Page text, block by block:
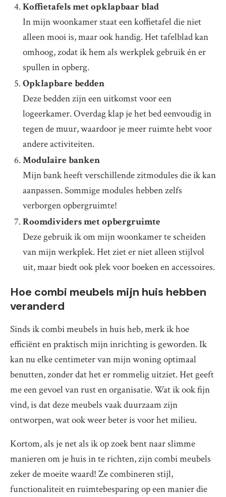
Koffietafels met opklapbaar blad
In mijn woonkamer staat een koffietafel die niet
alleen mooi is, maar ook handig. Het tafelblad kan
omhoog, zodat ik hem als werkplek gebruik én er
spullen in opberg.
Opklapbare bedden
Deze bedden zijn een uitkomst voor een
logeerkamer. Overdag klap je het bed eenvoudig in
tegen de muur, waardoor je meer ruimte hebt voor
andere activiteiten.
Modulaire banken
Mijn bank heeft verschillende zitmodules die ik kan
aanpassen. Sommige modules hebben zelfs
verborgen opbergruimte!
Roomdividers met opbergruimte
Deze gebruik ik om mijn woonkamer te scheiden
van mijn werkplek. Het ziet er niet alleen stijlvol
uit, maar biedt ook plek voor boeken en accessoires.
Hoe combi meubels mijn huis hebben
veranderd
Sinds ik combi meubels in huis heb, merk ik hoe
efficiënt en praktisch mijn inrichting is geworden. Ik
kan nu elke centimeter van mijn woning optimaal
benutten, zonder dat het er rommelig uitziet. Het geeft
me een gevoel van rust en organisatie. Wat ik ook fijn
vind, is dat deze meubels vaak duurzaam zijn
ontworpen, wat ook weer beter is voor het milieu.
Kortom, als je net als ik op zoek bent naar slimme
manieren om je huis in te richten, zijn combi meubels
zeker de moeite waard! Ze combineren stijl,
functionaliteit en ruimtebesparing op een manier die